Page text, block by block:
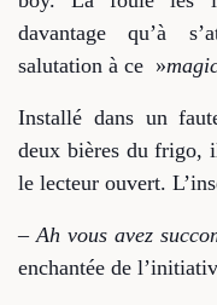
davantage qu’à
salutation à ce »
Installé dans un
deux bières du frigo,
le lecteur ouvert.
– Ah vous avez
enchantée de